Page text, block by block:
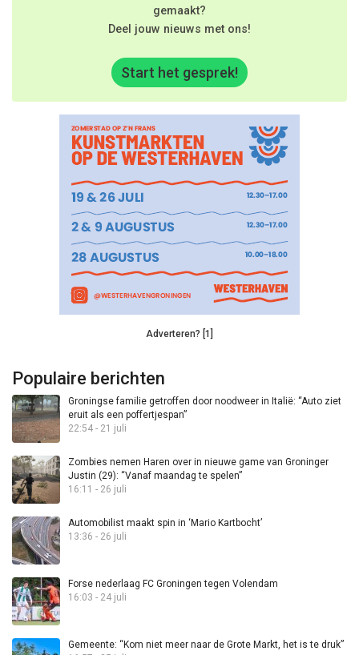
gemaakt?
Deel jouw nieuws met ons!
Start het gesprek!
Adverteren? [1]
Populaire berichten
Groningse familie getroffen door noodweer in Italië: “Auto ziet
eruit als een poffertjespan”
22:54 - 21 juli
Zombies nemen Haren over in nieuwe game van Groninger
Justin (29): “Vanaf maandag te spelen”
16:11 - 26 juli
Automobilist maakt spin in ‘Mario Kartbocht’
13:36 - 26 juli
Forse nederlaag FC Groningen tegen Volendam
16:03 - 24 juli
Gemeente: “Kom niet meer naar de Grote Markt, het is te druk”